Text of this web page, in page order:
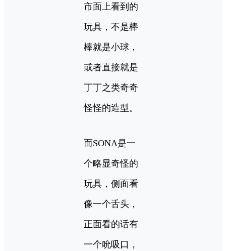
市面上看到的
玩具，不是棒
棒就是小球，
或者直接就是
丁丁之类奇奇
怪怪的造型。
而SONA是一
个略显奇怪的
玩具，侧面看
像一个舌头，
正面看的话有
一个吮吸口，